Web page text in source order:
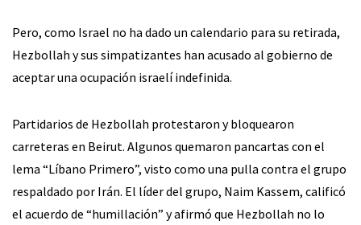
Pero, como Israel no ha dado un calendario para su retirada,
Hezbollah y sus simpatizantes han acusado al gobierno de
aceptar una ocupación israelí indefinida.
Partidarios de Hezbollah protestaron y bloquearon
carreteras en Beirut. Algunos quemaron pancartas con el
lema “Líbano Primero”, visto como una pulla contra el grupo
respaldado por Irán. El líder del grupo, Naim Kassem, calificó
el acuerdo de “humillación” y afirmó que Hezbollah no lo